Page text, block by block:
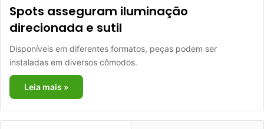
Spots asseguram iluminação
direcionada e sutil
Disponíveis em diferentes formatos, peças podem ser
instaladas em diversos cômodos.
Leia mais »